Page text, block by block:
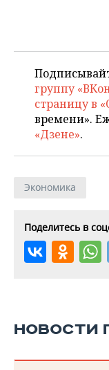
группу
страницу в
времени».
«Дзене».
Экономика
Поделитесь в
НОВОСТИ